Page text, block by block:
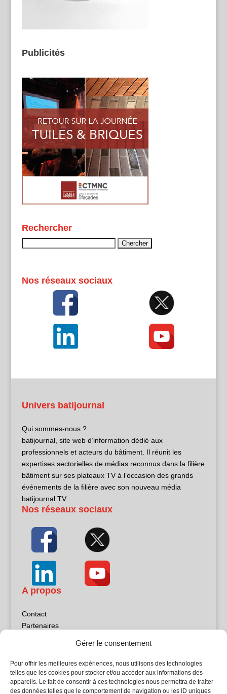
Gérer le consentement
Pour offrir les meilleures expériences, nous utilisons des technologies
telles que les cookies pour stocker et/ou accéder aux informations des
appareils. Le fait de consentir à ces technologies nous permettra de traiter
des données telles que le comportement de navigation ou les ID uniques
Publicités
Rechercher
Nos réseaux sociaux
Univers batijournal
Qui sommes-nous ?
batijournal, site web d’information dédié aux
professionnels et acteurs du bâtiment. Il réunit les
expertises sectorielles de médias reconnus dans la filière
bâtiment sur ses plateaux TV à l’occasion des grands
événements de la filière avec son nouveau média
batijournal TV
Nos réseaux sociaux
A propos
Contact
Partenaires
Politique de confidentialité
Sites partenaires